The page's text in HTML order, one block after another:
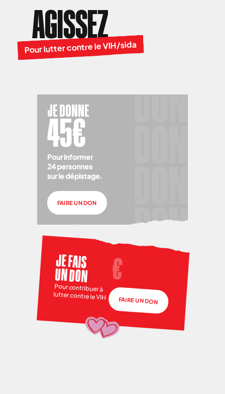
AGISSEZ
Pour lutter contre le VIH/sida
JE DONNE
45€
Pour informer
24 personnes
sur le dépistage.
FAIRE UN DON
JE FAIS
UN DON
Pour contribuer à
lutter contre le VIH FAIRE UN DON